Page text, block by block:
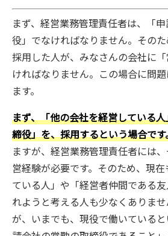
まず、経営業務管理責任者は、「
役」でなければなりません。その
採用した人が、みなさんの会社に
ければなりません。この場合に問
ます。
まず、「他の会社を経営している
締役」を、採用するという場合です
ますが、経営業務管理責任者には
営経験が必要です。そのため、現
ている人」や「経営者仲間である
れようと考える人も少なくありま
が、いまでも、現役で働いている